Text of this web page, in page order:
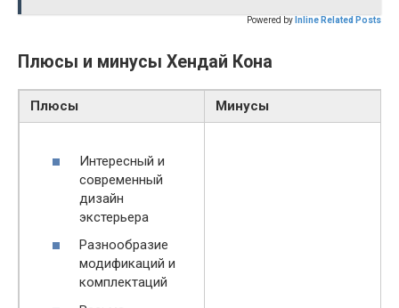
Powered by Inline Related Posts
Плюсы и минусы Хендай Кона
Плюсы Минусы
Интересный и
современный
дизайн
экстерьера
Разнообразие
модификаций и
комплектаций